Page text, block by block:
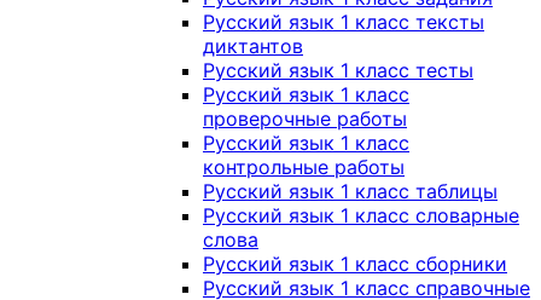
Русский язык 1 класс тексты
диктантов
Русский язык 1 класс тесты
Русский язык 1 класс
проверочные работы
Русский язык 1 класс
контрольные работы
Русский язык 1 класс таблицы
Русский язык 1 класс словарные
слова
Русский язык 1 класс сборники
Русский язык 1 класс справочные